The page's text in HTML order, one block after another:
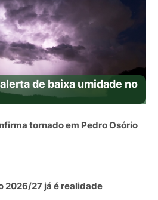
de baixa umidade no
tornado em Pedro Osório
2026/27 já é realidade